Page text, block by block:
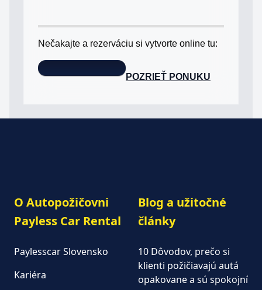
Nečakajte a rezerváciu si vytvorte online tu:
POZRIEŤ PONUKU
O Autopožičovni
Payless Car Rental
Paylesscar Slovensko
Kariéra
Blog a užitočné
články
10 Dôvodov, prečo si
klienti požičiavajú autá
opakovane a sú spokojní